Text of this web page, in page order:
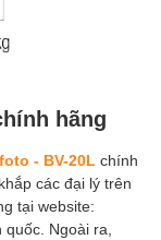
hãng
- BV-20L chính
các đại lý trên
tại website:
Ngoài ra,